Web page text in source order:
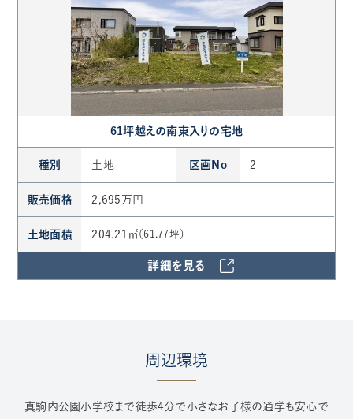
61坪越えの南東入りの宅地
種別 土地 区画No 2
販売価格 2,695万円
土地面積 204.21㎡（61.77坪）
詳細を見る
周辺環境
真駒内公園小学校まで徒歩4分で小さなお子様の通学も安心で